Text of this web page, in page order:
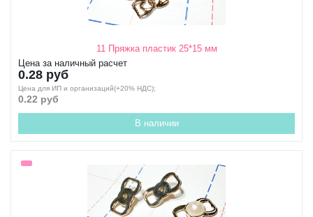
11 Пряжка пластик 25*15 мм
Цена за наличный расчет
0.28 руб
Цена для ИП и организаций(+20% НДС);
0.22 руб
В наличии